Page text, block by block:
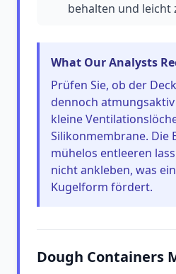
behalten und leicht
What Our Analysts
Prüfen Sie, ob der
dennoch
kleine
Silikonmembrane. Die
mühelos entleeren
nicht ankleben, was
Kugelform fördert.
Dough Containers